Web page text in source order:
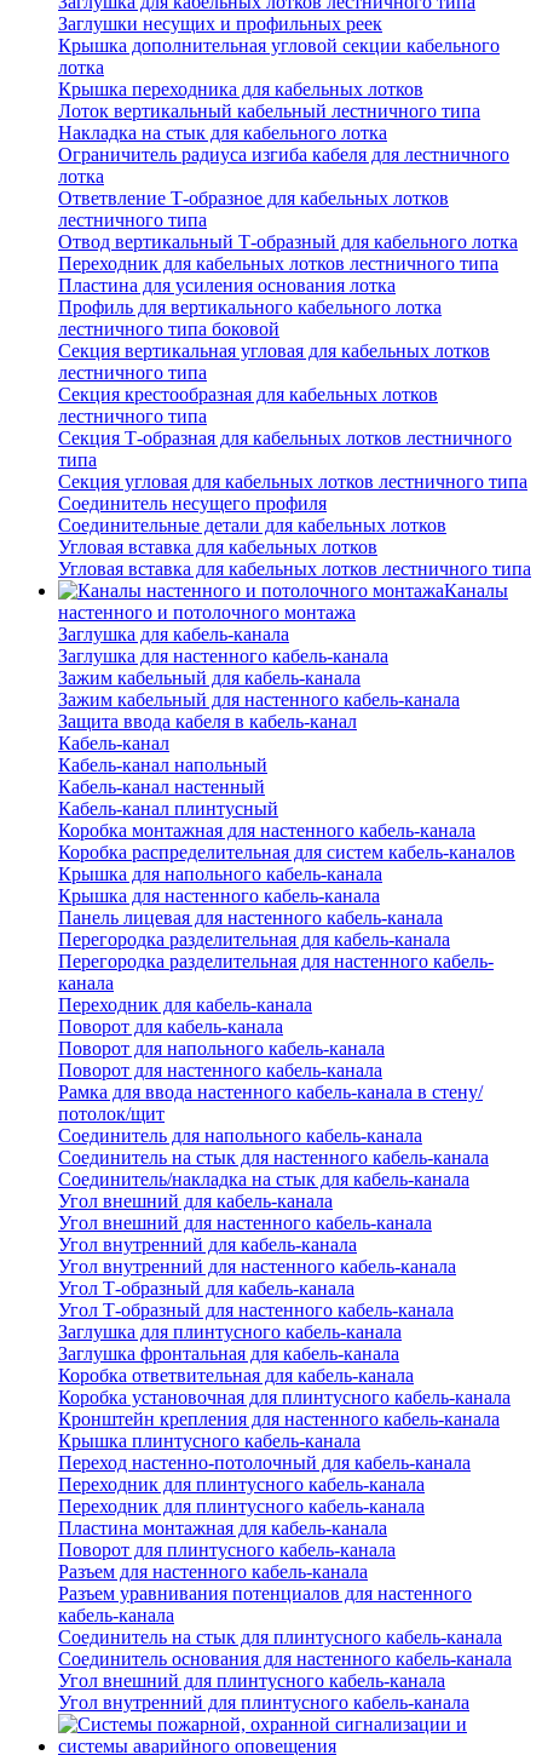
Заглушки несущих и профильных реек
Крышка дополнительная угловой секции кабельного
лотка
Крышка переходника для кабельных лотков
Лоток вертикальный кабельный лестничного типа
Накладка на стык для кабельного лотка
Ограничитель радиуса изгиба кабеля для лестничного
лотка
Ответвление Т-образное для кабельных лотков
лестничного типа
Отвод вертикальный Т-образный для кабельного лотка
Переходник для кабельных лотков лестничного типа
Пластина для усиления основания лотка
Профиль для вертикального кабельного лотка
лестничного типа боковой
Секция вертикальная угловая для кабельных лотков
лестничного типа
Секция крестообразная для кабельных лотков
лестничного типа
Секция Т-образная для кабельных лотков лестничного
типа
Секция угловая для кабельных лотков лестничного типа
Соединитель несущего профиля
Соединительные детали для кабельных лотков
Угловая вставка для кабельных лотков
Угловая вставка для кабельных лотков лестничного типа
Каналы
настенного и потолочного монтажа
Заглушка для кабель-канала
Заглушка для настенного кабель-канала
Зажим кабельный для кабель-канала
Зажим кабельный для настенного кабель-канала
Защита ввода кабеля в кабель-канал
Кабель-канал
Кабель-канал напольный
Кабель-канал настенный
Кабель-канал плинтусный
Коробка монтажная для настенного кабель-канала
Коробка распределительная для систем кабель-каналов
Крышка для напольного кабель-канала
Крышка для настенного кабель-канала
Панель лицевая для настенного кабель-канала
Перегородка разделительная для кабель-канала
Перегородка разделительная для настенного кабель-
канала
Переходник для кабель-канала
Поворот для кабель-канала
Поворот для напольного кабель-канала
Поворот для настенного кабель-канала
Рамка для ввода настенного кабель-канала в стену/
потолок/щит
Соединитель для напольного кабель-канала
Соединитель на стык для настенного кабель-канала
Соединитель/накладка на стык для кабель-канала
Угол внешний для кабель-канала
Угол внешний для настенного кабель-канала
Угол внутренний для кабель-канала
Угол внутренний для настенного кабель-канала
Угол Т-образный для кабель-канала
Угол Т-образный для настенного кабель-канала
Заглушка для плинтусного кабель-канала
Заглушка фронтальная для кабель-канала
Коробка ответвительная для кабель-канала
Коробка установочная для плинтусного кабель-канала
Кронштейн крепления для настенного кабель-канала
Крышка плинтусного кабель-канала
Переход настенно-потолочный для кабель-канала
Переходник для плинтусного кабель-канала
Переходник для плинтусного кабель-канала
Пластина монтажная для кабель-канала
Поворот для плинтусного кабель-канала
Разъем для настенного кабель-канала
Разъем уравнивания потенциалов для настенного
кабель-канала
Соединитель на стык для плинтусного кабель-канала
Соединитель основания для настенного кабель-канала
Угол внешний для плинтусного кабель-канала
Угол внутренний для плинтусного кабель-канала